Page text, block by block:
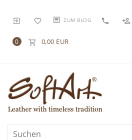
ZUM BLOG
0 0,00 EUR